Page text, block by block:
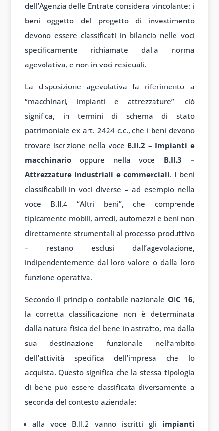
dell’Agenzia delle Entrate considera vincolante: i
beni oggetto del progetto di investimento
devono essere classificati in bilancio nelle voci
specificamente richiamate dalla norma
agevolativa, e non in voci residuali.
La disposizione agevolativa fa riferimento a
“macchinari, impianti e attrezzature”: ciò
significa, in termini di schema di stato
patrimoniale ex art. 2424 c.c., che i beni devono
trovare iscrizione nella voce B.II.2 – Impianti e
macchinariooppure nella voce B.II.3 –
Attrezzature industriali e commerciali. I beni
classificabili in voci diverse – ad esempio nella
voce B.II.4 “Altri beni”, che comprende
tipicamente mobili, arredi, automezzi e beni non
direttamente strumentali al processo produttivo
– restano esclusi dall’agevolazione,
indipendentemente dal loro valore o dalla loro
funzione operativa.
Secondo il principio contabile nazionale OIC 16,
la corretta classificazione non è determinata
dalla natura fisica del bene in astratto, ma dalla
sua destinazione funzionale nell’ambito
dell’attività specifica dell’impresa che lo
acquista. Questo significa che la stessa tipologia
di bene può essere classificata diversamente a
seconda del contesto aziendale:
alla voce B.II.2 vanno iscritti gli impianti